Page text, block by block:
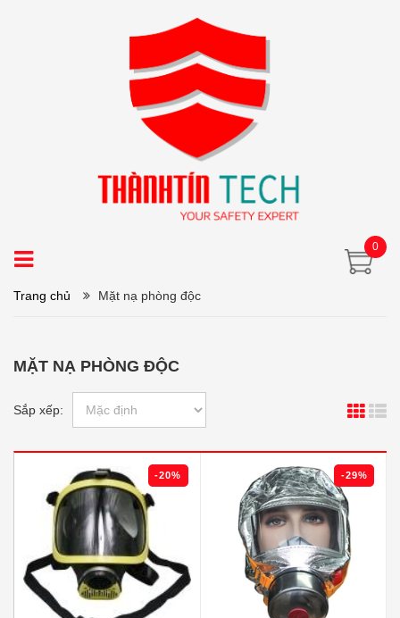
0
Trang chủ Mặt nạ phòng độc
MẶT NẠ PHÒNG ĐỘC
Sắp xếp:
-20% -29%